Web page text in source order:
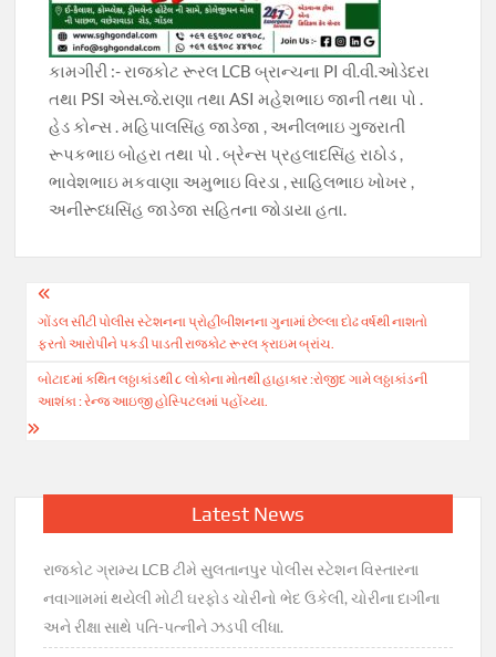
કામગીરી :- રાજકોટ રૂરલ LCB બ્રાન્ચના PI વી.વી.ઓડેદરા
તથા PSI એસ.જે.રાણા તથા ASI મહેશભાઇ જાની તથા પો .
હેડ કોન્સ . મહિપાલસિંહ જાડેજા , અનીલભાઇ ગુજરાતી
રૂપકભાઇ બોહરા તથા પો . બ્રેન્સ પ્રહલાદસિંહ રાઠોડ ,
ભાવેશભાઇ મકવાણા અમુભાઇ વિરડા , સાહિલભાઇ ખોખર ,
અનીરૂધ્ધસિંહ જાડેજા સહિતના જોડાયા હતા.
Post
navigation
ગોંડલ સીટી પોલીસ સ્ટેશનના પ્રોહીબીશનના ગુનામાં છેલ્લા દોઢ વર્ષથી નાશતો
ફરતો આરોપીને પકડી પાડતી રાજકોટ રૂરલ ક્રાઇમ બ્રાંચ.
બોટાદમાં કથિત લઠ્ઠાકાંડથી ૮ લોકોના મોતથી હાહાકાર :રોજીદ ગામે લઠ્ઠાકાંડની
આશંકા : રેન્જ આઇજી હોસ્પિટલમાં પહોંચ્યા.
Latest News
રાજકોટ ગ્રામ્ય LCB ટીમે સુલતાનપુર પોલીસ સ્ટેશન વિસ્તારના
નવાગામમાં થયેલી મોટી ઘરફોડ ચોરીનો ભેદ ઉકેલી, ચોરીના દાગીના
અને રીક્ષા સાથે પતિ-પત્નીને ઝડપી લીધા.